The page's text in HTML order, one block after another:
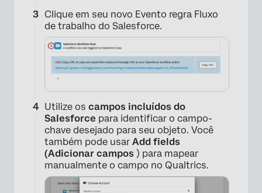
Clique em seu novo Evento regra Fluxo
de trabalho do Salesforce.
Utilize os campos incluídos do
Salesforce para identificar o campo-
chave desejado para seu objeto. Você
também pode usar Add fields
(Adicionar campos ) para mapear
manualmente o campo no Qualtrics.